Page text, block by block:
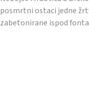
posmrtni ostaci jedne
zabetonirane ispod